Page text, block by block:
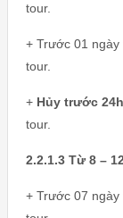
tour.
+ Trước 01 ngày
tour.
+ Hủy trước 24h
tour.
2.2.1.3 Từ 8 –
+ Trước 07 ngày